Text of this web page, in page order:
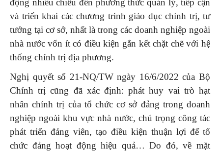
động nhiều chiều đến phương thức quản lý, tiếp cận
và triển khai các chương trình giáo dục chính trị, tư
tưởng tại cơ sở, nhất là trong các doanh nghiệp ngoài
nhà nước vốn ít có điều kiện gắn kết chặt chẽ với hệ
thống chính trị địa phương.
Nghị quyết số 21-NQ/TW ngày 16/6/2022 của Bộ
Chính trị cũng đã xác định: phát huy vai trò hạt
nhân chính trị của tổ chức cơ sở đảng trong doanh
nghiệp ngoài khu vực nhà nước, chú trọng công tác
phát triển đảng viên, tạo điều kiện thuận lợi để tổ
chức đảng hoạt động hiệu quả… Do đó, về mặt